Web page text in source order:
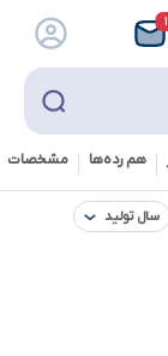
۱
هم رده‌ها‌ مشخصات
سال تولید